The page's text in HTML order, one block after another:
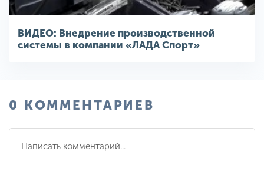
ВИДЕО: Внедрение производственной
системы в компании «ЛАДА Спорт»
0 КОММЕНТАРИЕВ